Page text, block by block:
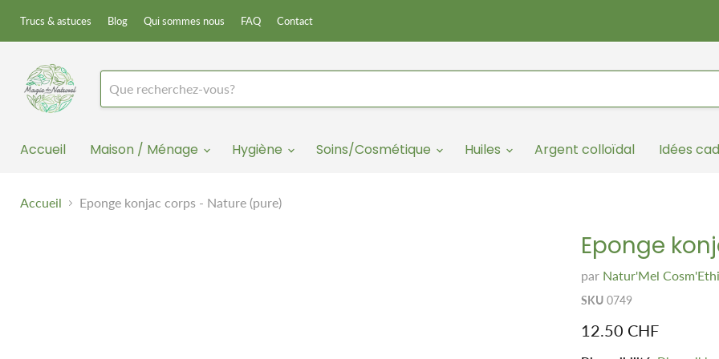
Trucs & astuces Blog Qui sommes nous FAQ Contact
Accueil Maison / Ménage Hygiène Soins/Cosmétique Huiles Argent colloïdal Idées
Accueil Eponge konjac corps - Nature (pure)
Eponge
par Natur'Mel
SKU 0749
Prix remisé
12.50 CHF